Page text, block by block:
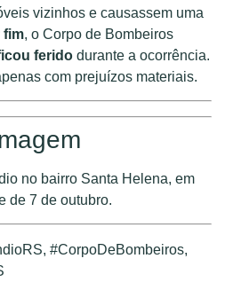
vizinhos e causassem uma
fim, o Corpo de Bombeiros
ferido durante a ocorrência.
com prejuízos materiais.
no bairro Santa Helena, em
de 7 de outubro.
#CorpoDeBombeiros,